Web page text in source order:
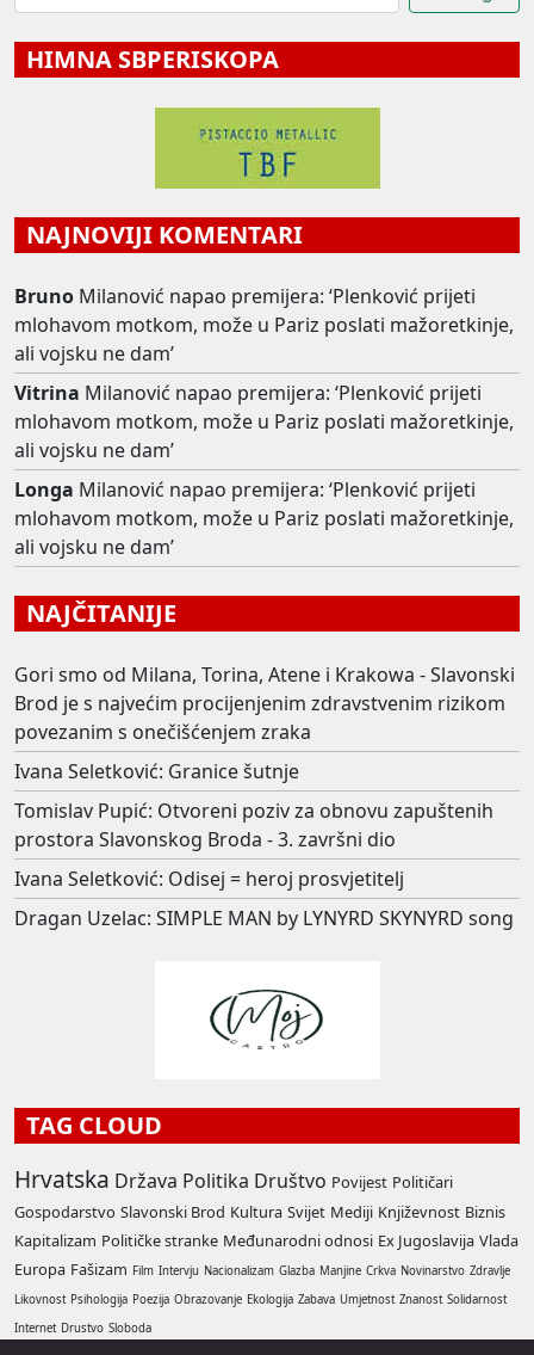
HIMNA SBPERISKOPA
NAJNOVIJI KOMENTARI
Bruno Milanović napao premijera: ‘Plenković prijeti
mlohavom motkom, može u Pariz poslati mažoretkinje,
ali vojsku ne dam’
Vitrina Milanović napao premijera: ‘Plenković prijeti
mlohavom motkom, može u Pariz poslati mažoretkinje,
ali vojsku ne dam’
Longa Milanović napao premijera: ‘Plenković prijeti
mlohavom motkom, može u Pariz poslati mažoretkinje,
ali vojsku ne dam’
NAJČITANIJE
Gori smo od Milana, Torina, Atene i Krakowa - Slavonski
Brod je s najvećim procijenjenim zdravstvenim rizikom
povezanim s onečišćenjem zraka
Ivana Seletković: Granice šutnje
Tomislav Pupić: Otvoreni poziv za obnovu zapuštenih
prostora Slavonskog Broda - 3. završni dio
Ivana Seletković: Odisej = heroj prosvjetitelj
Dragan Uzelac: SIMPLE MAN by LYNYRD SKYNYRD song
TAG CLOUD
Hrvatska Država Politika Društvo Povijest Političari
Gospodarstvo Slavonski Brod Kultura Svijet Mediji Književnost Biznis
Kapitalizam Političke stranke Međunarodni odnosi Ex Jugoslavija Vlada
Europa Fašizam Film Intervju Nacionalizam Glazba Manjine Crkva Novinarstvo Zdravlje
Likovnost Psihologija Poezija Obrazovanje Ekologija Zabava Umjetnost Znanost Solidarnost
Internet Drustvo Sloboda